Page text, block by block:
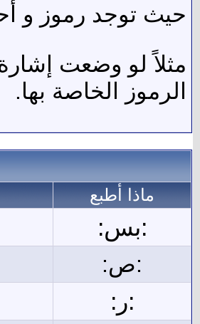
حيث توجد رموز و
مثلاً لو وضعت
الرموز الخاصة بها.
ماذا أطبع
:بس:
:ص:
:ر: